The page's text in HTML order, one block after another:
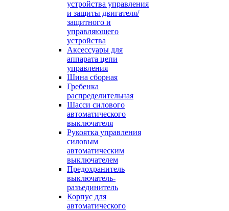
устройства управления
и защиты двигателя/
защитного и
управляющего
устройства
Аксессуары для
аппарата цепи
управления
Шина сборная
Гребенка
распределительная
Шасси силового
автоматического
выключателя
Рукоятка управления
силовым
автоматическим
выключателем
Предохранитель
выключатель-
разъединитель
Корпус для
автоматического